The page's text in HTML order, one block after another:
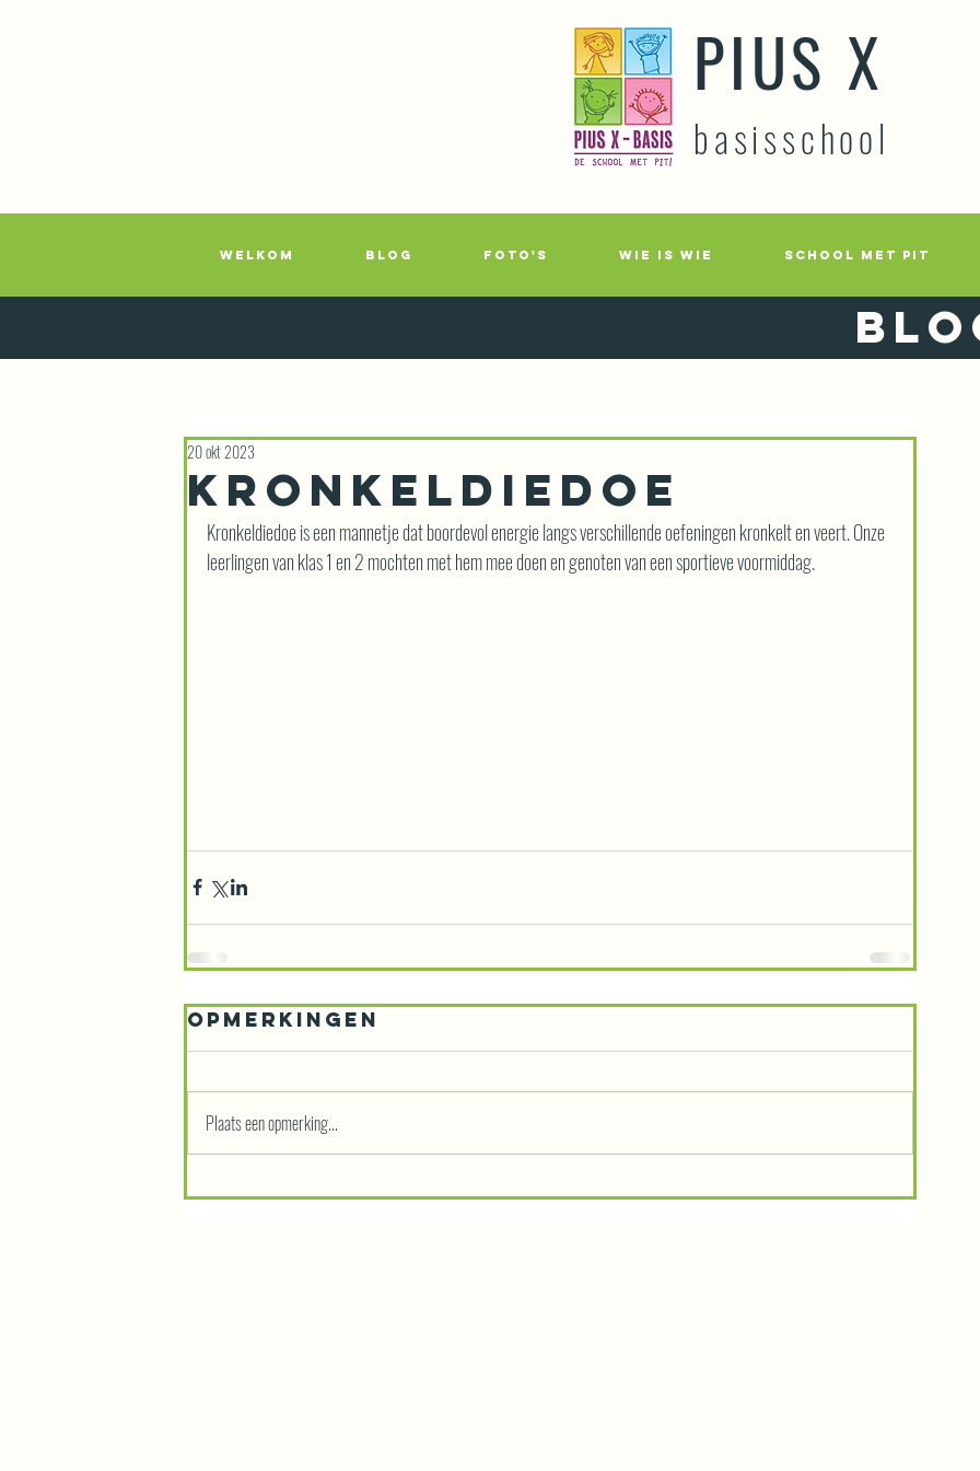
PIUS X
basisschool
WELKOM BLOG FOTO'S WIE IS WIE SCHOOL MET PIT
Kronkeldiedoe
20 okt 2023
Kronkeldiedoe is een mannetje dat boordevol energie langs verschillende oefeningen kronkelt en veert. Onze
leerlingen van klas 1 en 2 mochten met hem mee doen en genoten van een sportieve voormiddag.
Opmerkingen
Plaats een opmerking...